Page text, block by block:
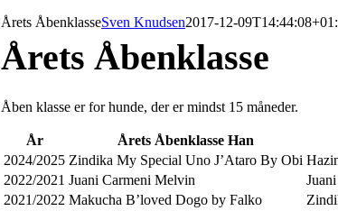
Årets ÅbenklasseSven Knudsen2017-12-
Årets Åbenklasse
Åben klasse er for hunde, der er mindst 15 måneder.
År Årets Åbenklasse Han
2024/2025 Zindika My Special Uno J’Ataro By Obi
2022/2021 Juani Carmeni Melvin
2021/2022 Makucha B’loved Dogo by Falko